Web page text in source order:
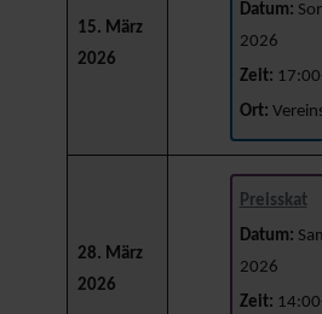
15. März
2026
Datum:
2026
Zeit:
Ort:
28. März
2026
Preisskat
Datum:
2026
Zeit: